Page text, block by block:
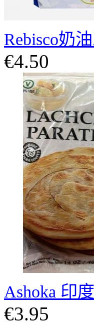
Rebisco奶
€4.50
Ashoka 印
€3.95